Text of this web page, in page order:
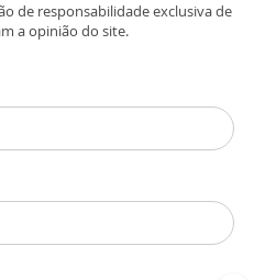
de responsabilidade exclusiva de
a opinião do site.